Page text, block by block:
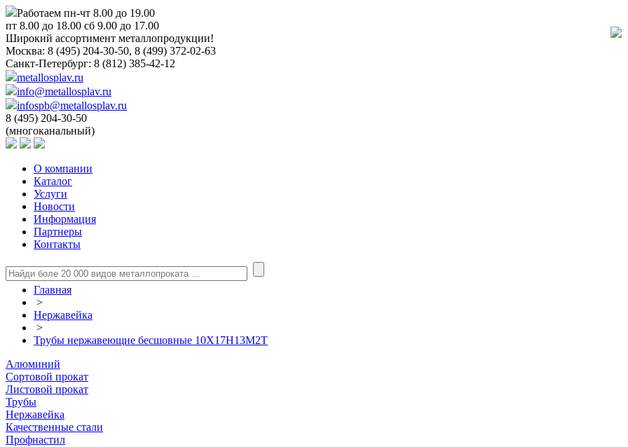
Работаем пн-чт 8.00 до 19.00
пт 8.00 до 18.00 сб 9.00 до 17.00
Широкий ассортимент металлопродукции!
Москва: 8 (495) 204-30-50, 8 (499) 372-02-63
Санкт-Петербург: 8 (812) 385-42-12
metallosplav.ru
info@metallosplav.ru
infospb@metallosplav.ru
8 (495) 204-30-50
(многоканальный)
О компании
Каталог
Услуги
Новости
Информация
Партнеры
Контакты
Главная
>
Нержавейка
>
Трубы нержавеющие бесшовные 10Х17Н13М2Т
Алюминий
Сортовой прокат
Листовой прокат
Трубы
Нержавейка
Качественные стали
Профнастил